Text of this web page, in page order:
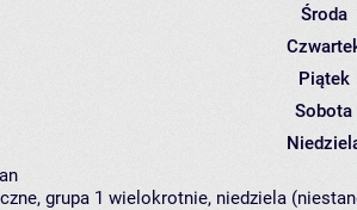
Środa
Piątek
Sobota
grupa 1 wielokrotnie, niedziela